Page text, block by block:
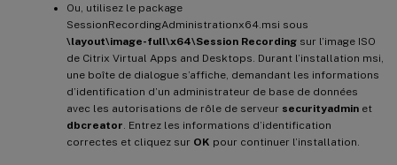
Ou, utilisez le package
SessionRecordingAdministrationx64.msi sous
\layout\image-full\x64\Session Recording sur l’image ISO
de Citrix Virtual Apps and Desktops. Durant l’installation msi,
une boîte de dialogue s’affiche, demandant les informations
d’identification d’un administrateur de base de données
avec les autorisations de rôle de serveur securityadmin et
dbcreator . Entrez les informations d’identification
correctes et cliquez sur OK pour continuer l’installation.